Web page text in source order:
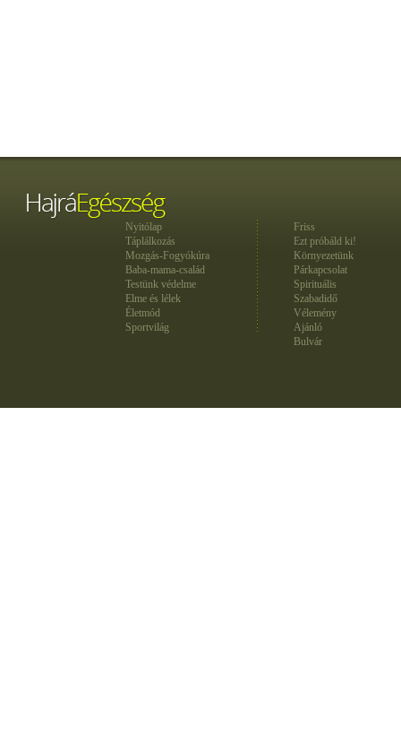
Nyitólap
Táplálkozás
Mozgás-Fogyókúra
Baba-mama-család
Testünk védelme
Elme és lélek
Életmód
Sportvilág
Friss
Ezt próbáld ki!
Környezetünk
Párkapcsolat
Spirituális
Szabadidő
Vélemény
Ajánló
Bulvár